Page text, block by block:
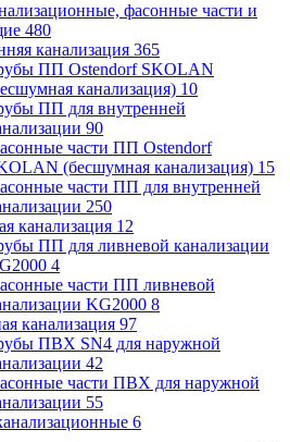
фасонные части и
480
канализация 365
ПП Ostendorf SKOLAN
канализация) 10
ПП для внутренней
90
части ПП Ostendorf
(бесшумная канализация) 15
части ПП для внутренней
250
канализация 12
ПП для ливневой канализации
4
части ПП ливневой
KG2000 8
канализация 97
ПВХ SN4 для наружной
42
части ПВХ для наружной
55
6